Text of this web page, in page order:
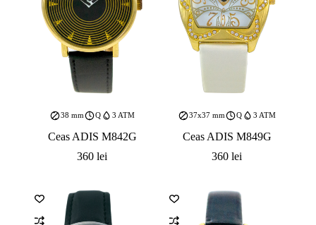
38 mm Q 3 ATM
Ceas ADIS M842G
360lei
37x37 mm Q 3 ATM
Ceas ADIS M849G
360lei